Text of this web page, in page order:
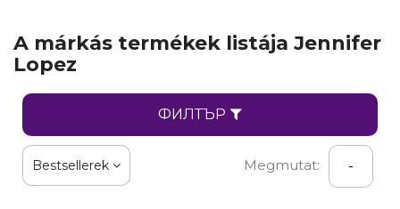
A márkás termékek listája Jennifer
Lopez
ФИЛТЪР
Bestsellerek Megmutat: -